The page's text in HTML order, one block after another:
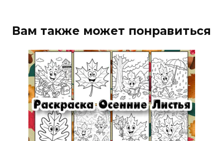
Вам также может понравиться